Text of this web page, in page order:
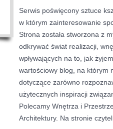
Serwis poświęcony sztuce
w którym zainteresowanie
Strona została stworzona z
odkrywać świat realizacji,
wpływających na to, jak
wartościowy blog, na którym
dotyczące zarówno
użytecznych inspiracji
Polecamy Wnętrza i
Architektury. Na stronie